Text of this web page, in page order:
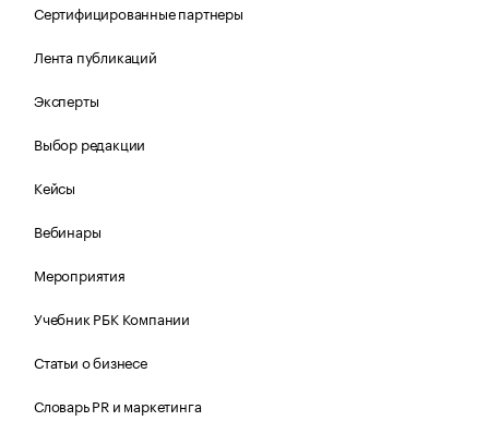
Сертифицированные партнеры
Лента публикаций
Эксперты
Выбор редакции
Кейсы
Вебинары
Мероприятия
Учебник РБК Компании
Статьи о бизнесе
Словарь PR и маркетинга